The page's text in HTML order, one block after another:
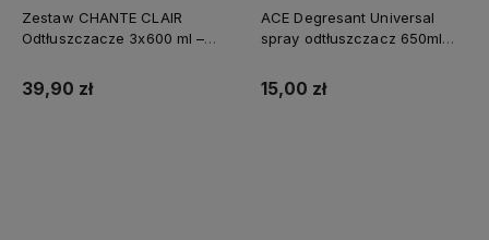
Zestaw CHANTE CLAIR
Odtłuszczacze 3x600 ml –
Włoch
39,90 zł
ACE Degresant Universal
spray odtłuszczacz 650ml
uniwersalny bez chloru
15,00 zł